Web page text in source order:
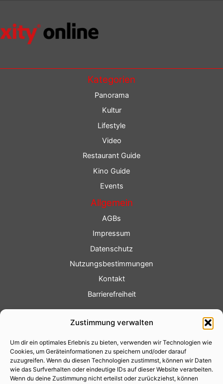
Zustimmung verwalten
Um dir ein optimales Erlebnis zu bieten, verwenden wir Technologien wie
Cookies, um Geräteinformationen zu speichern und/oder darauf
zuzugreifen. Wenn du diesen Technologien zustimmst, können wir Daten
wie das Surfverhalten oder eindeutige IDs auf dieser Website verarbeiten.
Wenn du deine Zustimmung nicht erteilst oder zurückziehst, können
Kategorien
Panorama
Kultur
Lifestyle
Video
Restaurant Guide
Kino Guide
Events
Allgemein
AGBs
Impressum
Datenschutz
Nutzungsbestimmungen
Kontakt
Barrierefreiheit
Fotoservice
Videoservice
Werbung
Contenterstellung